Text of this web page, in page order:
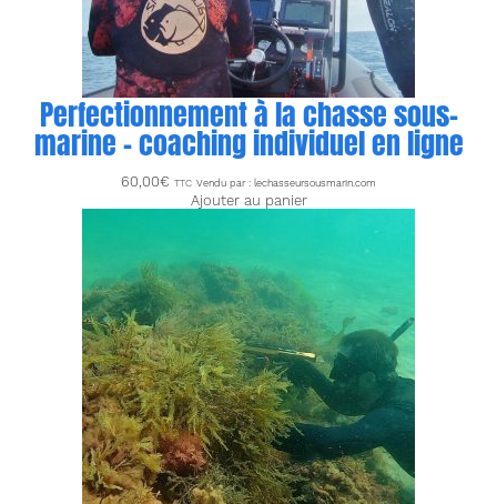
Perfectionnement à la chasse sous-
marine – coaching individuel en ligne
60,00€ TTC Vendu par : lechasseursousmarin.com
Ajouter au panier